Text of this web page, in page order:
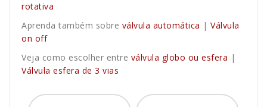
rotativa
Aprenda também sobre válvula automática | Válvula
on off
Veja como escolher entre válvula globo ou esfera |
Válvula esfera de 3 vias